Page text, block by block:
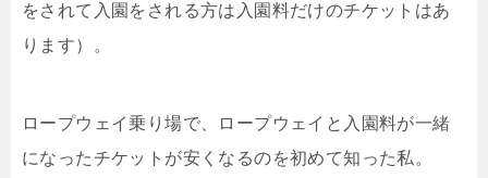
をされて入園をされる方は入園料だけのチケットはあ
ります）。
ロープウェイ乗り場で、ロープウェイと入園料が一緒
になったチケットが安くなるのを初めて知った私。